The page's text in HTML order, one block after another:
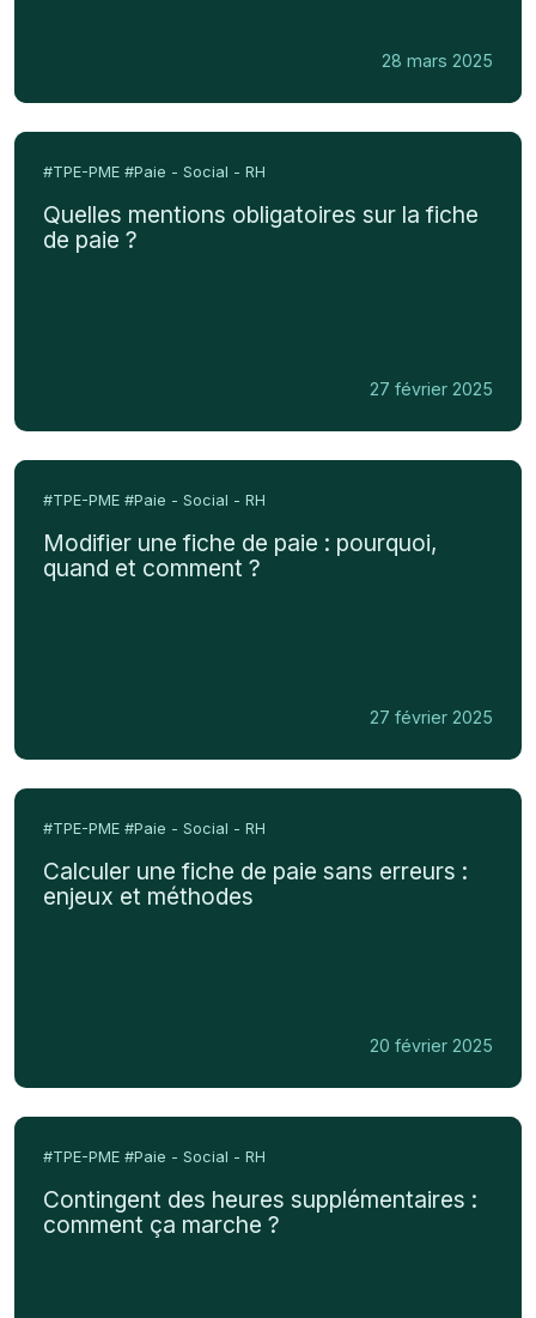
loi
?
28 mars 2025
Quelles
mentions
obligatoires
#TPE-PME #Paie - Social - RH
Quelles mentions obligatoires sur la fiche
de paie ?
27 février 2025
Modifier
une
fiche
?
#TPE-PME #Paie - Social - RH
Modifier une fiche de paie : pourquoi,
quand et comment ?
27 février 2025
Calculer
une
fiche
méthodes
#TPE-PME #Paie - Social - RH
Calculer une fiche de paie sans erreurs :
enjeux et méthodes
20 février 2025
Contingent
des
heures
supplémentaires
#TPE-PME #Paie - Social - RH
Contingent des heures supplémentaires :
comment ça marche ?